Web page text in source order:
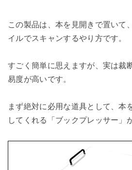
この製品は、本を見開きで置いて
イルでスキャンするやり方です。
すごく簡単に思えますが、実は裁
易度が高いです。
まず絶対に必用な道具として、本
してくれる「ブックプレッサー」